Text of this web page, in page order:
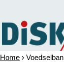
Home ›